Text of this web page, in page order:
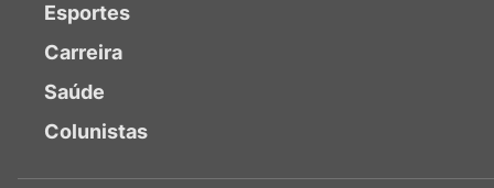
Esportes
Carreira
Saúde
Colunistas